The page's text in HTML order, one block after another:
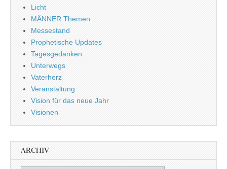
Licht
MÄNNER Themen
Messestand
Prophetische Updates
Tagesgedanken
Unterwegs
Vaterherz
Veranstaltung
Vision für das neue Jahr
Visionen
ARCHIV